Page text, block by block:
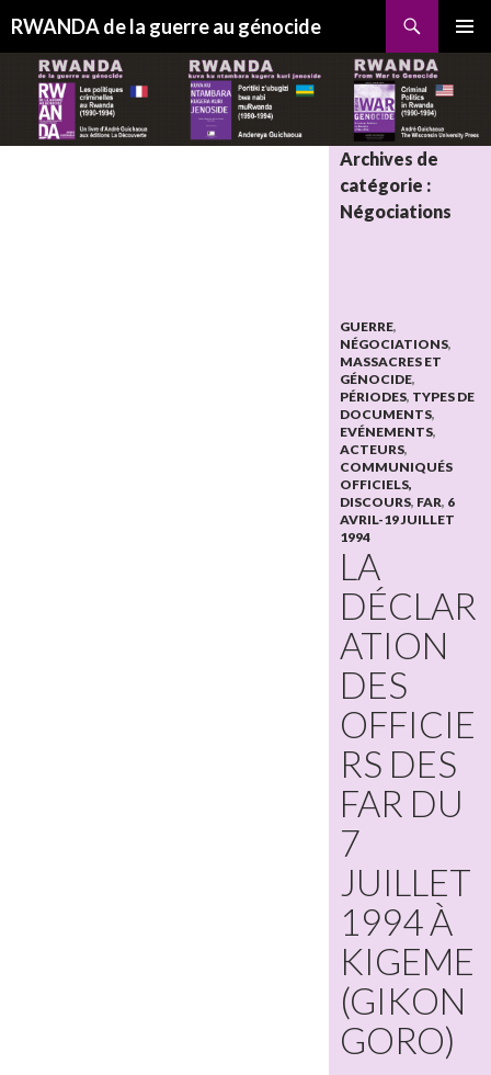
RWANDA de la guerre au génocide
CONTENU
Archives de
catégorie :
Négociations
GUERRE,
NÉGOCIATIONS,
MASSACRES ET
GÉNOCIDE,
PÉRIODES, TYPES DE
DOCUMENTS,
EVÉNEMENTS,
ACTEURS,
COMMUNIQUÉS
OFFICIELS,
DISCOURS, FAR, 6
AVRIL-19 JUILLET
1994
LA
DÉCLAR
ATION
DES
OFFICIE
RS DES
FAR DU
7
JUILLET
1994 À
KIGEME
(GIKON
GORO)